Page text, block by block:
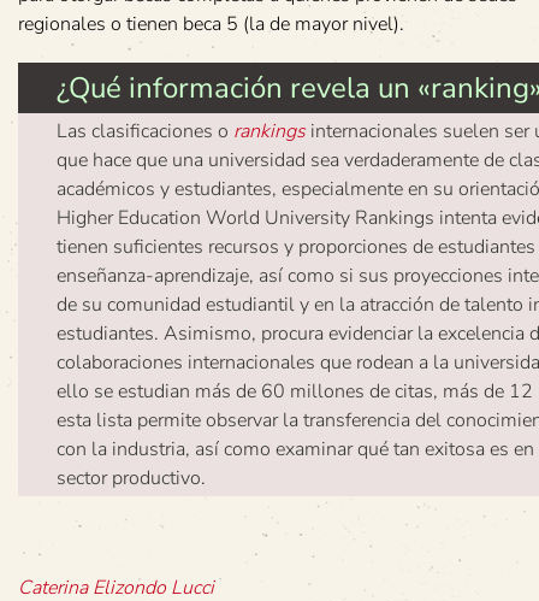
regionales o tienen beca 5 (la de mayor nivel).
¿Qué información revela un
Las clasificaciones o rankingsinternacionales suelen ser
que hace que una universidad sea verdaderamente de
académicos y estudiantes, especialmente en su
Higher Education World University Rankings intenta
tienen suficientes recursos y proporciones de
enseñanza-aprendizaje, así como si sus proyecciones
de su comunidad estudiantil y en la atracción de talento
estudiantes. Asimismo, procura evidenciar la excelencia
colaboraciones internacionales que rodean a la
ello se estudian más de 60 millones de citas, más de
esta lista permite observar la transferencia del
con la industria, así como examinar qué tan exitosa es
sector productivo.
Caterina Elizondo Lucci